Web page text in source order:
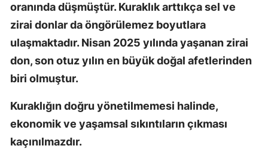
oranında düşmüştür. Kuraklık arttıkça sel ve
zirai donlar da öngörülemez boyutlara
ulaşmaktadır. Nisan 2025 yılında yaşanan zirai
don, son otuz yılın en büyük doğal afetlerinden
biri olmuştur.
Kuraklığın doğru yönetilmemesi halinde,
ekonomik ve yaşamsal sıkıntıların çıkması
kaçınılmazdır.